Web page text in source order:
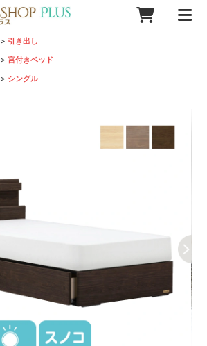
> 引き出し
>宮付きベッド
> シングル